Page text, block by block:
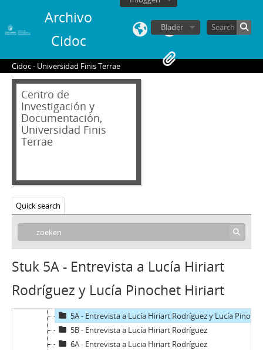
Archivo
Cidoc
Blader
Cidoc - Universidad Finis Terrae
Centro de
Investigación y
Documentación,
Universidad Finis
Terrae
Quick search
Stuk 5A - Entrevista a Lucía Hiriart
Rodríguez y Lucía Pinochet Hiriart
VT - Videos Testimoniales
CH - Cita con la Historia
JW - Entrevistas realizadas por James R. Whelan
2B - Entrevista a Roberto Kelly Vásquez
3A - Entrevista a Raúl Montero Cornejo
3B - Entrevista a Raúl Montero Cornejo
4A - Entrevista a Augusto Pinochet Ugarte
5A - Entrevista a Lucía Hiriart Rodríguez y Lucía Pinochet Hiriart
5B - Entrevista a Lucía Hiriart Rodríguez
6A - Entrevista a Lucia Hiriart Rodríguez